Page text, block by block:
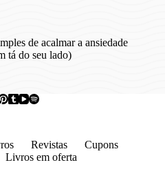
de acalmar a ansiedade
tá do seu lado)
Revistas
Cupons
Livros em oferta